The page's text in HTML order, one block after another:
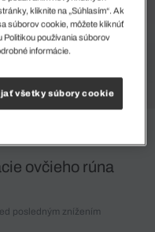
ovčieho rúna
posledným znížením
kliknite na „Súhlasím“. Ak
súborov cookie, môžete kliknúť
Politikou používania súborov
informácie.
všetky súbory cookie